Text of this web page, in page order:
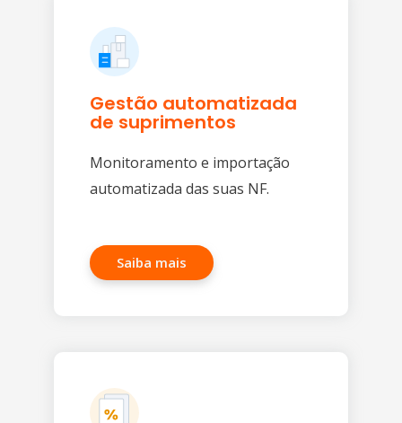
Gestão automatizada
de suprimentos
Monitoramento e importação
automatizada das suas NF.
Saiba mais